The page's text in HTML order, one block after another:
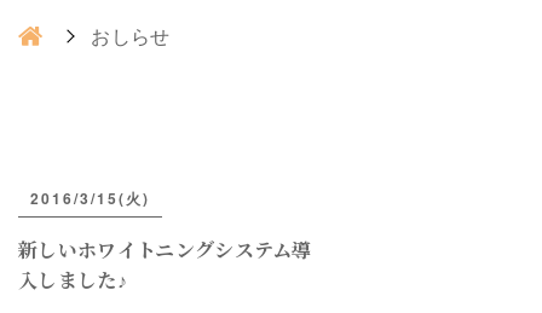
おしらせ
2016/3/15(火)
新しいホワイトニングシステム導
入しました♪